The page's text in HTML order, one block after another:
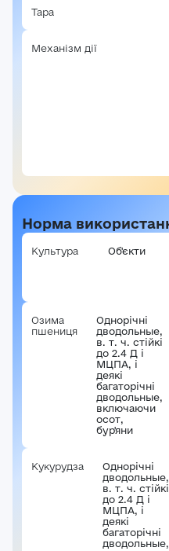
Тара
Механізм дії
Норма
Культура Об'єкти
Озима
пшениця
Однорічні
дводольные,
в. т. ч. стійкі
до 2.4 Д і
МЦПА, і
деякі
багаторічні
дводольные,
включаючи
осот,
бур'яни
Кукурудза
Однорічні
дводольные,
в. т. ч. стійкі
до 2.4 Д і
МЦПА, і
деякі
багаторічні
дводольные,
Пароль*
Забули пароль?